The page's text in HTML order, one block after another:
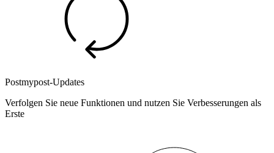
Postmypost-Updates
Verfolgen Sie neue Funktionen und nutzen Sie Verbesserungen als
Erste